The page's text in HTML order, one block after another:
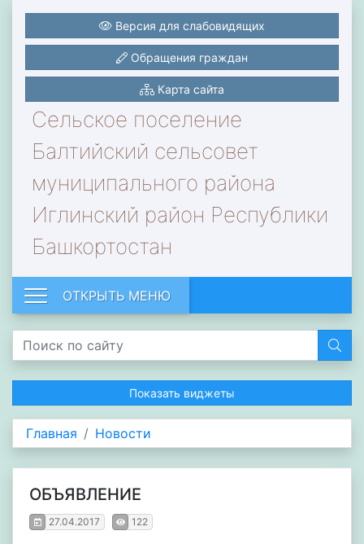
Сельское поселение
Балтийский сельсовет
муниципального района
Иглинский район Республики
Башкортостан
Версия для слабовидящих
Обращения граждан
Карта сайта
ОТКРЫТЬ МЕНЮ
Показать виджеты
Главная Новости
ОБЪЯВЛЕНИЕ
27.04.2017 122